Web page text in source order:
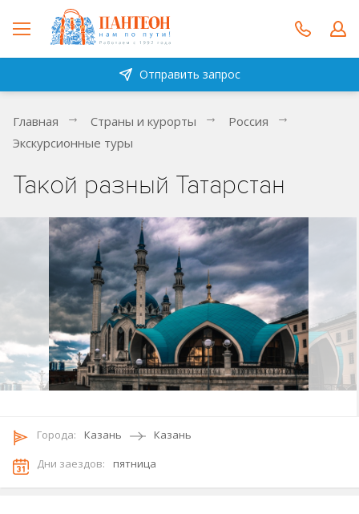
Отправить запрос
Главная Страны и курорты
Россия
Экскурсионные туры
Такой разный Татарстан
Городa: Казань
Казань
Дни заездов:
пятница